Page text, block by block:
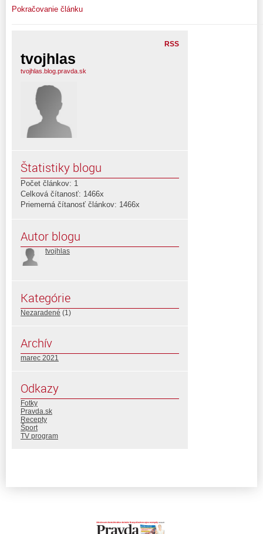
Pokračovanie článku
RSS
tvojhlas
tvojhlas.blog.pravda.sk
Štatistiky blogu
Počet článkov: 1
Celková čítanosť: 1466x
Priemerná čítanosť článkov: 1466x
Autor blogu
tvojhlas
Kategórie
Nezaradené (1)
Archív
marec 2021
Odkazy
Fotky
Pravda.sk
Recepty
Šport
TV program